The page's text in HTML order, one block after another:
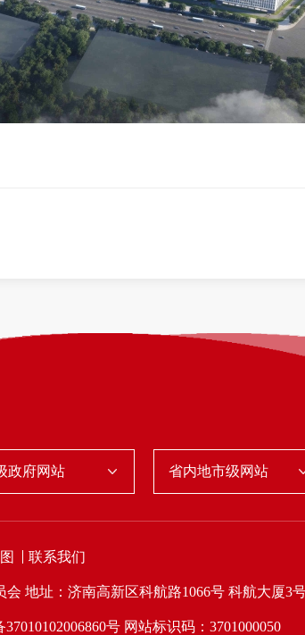
政府网站 省内地市级网站
联系我们
会 地址：济南高新区科航路1066号 科航大厦3
号 网站标识码：3701000050